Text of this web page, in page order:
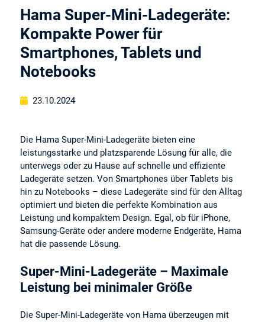
Hama Super-Mini-Ladegeräte:
Kompakte Power für
Smartphones, Tablets und
Notebooks
23.10.2024
Die Hama Super-Mini-Ladegeräte bieten eine
leistungsstarke und platzsparende Lösung für alle, die
unterwegs oder zu Hause auf schnelle und effiziente
Ladegeräte setzen. Von Smartphones über Tablets bis
hin zu Notebooks – diese Ladegeräte sind für den Alltag
optimiert und bieten die perfekte Kombination aus
Leistung und kompaktem Design. Egal, ob für iPhone,
Samsung-Geräte oder andere moderne Endgeräte, Hama
hat die passende Lösung.
Super-Mini-Ladegeräte – Maximale
Leistung bei minimaler Größe
Die Super-Mini-Ladegeräte von Hama überzeugen mit